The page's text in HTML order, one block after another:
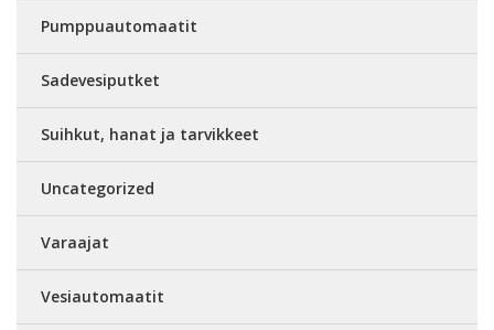
Pumppuautomaatit
Sadevesiputket
Suihkut, hanat ja tarvikkeet
Uncategorized
Varaajat
Vesiautomaatit